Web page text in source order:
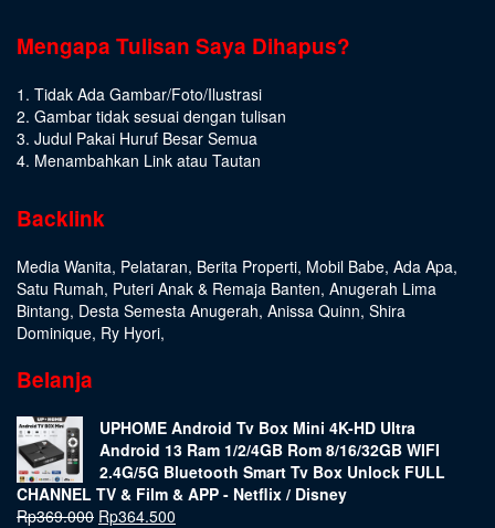
Mengapa Tulisan Saya Dihapus?
1. Tidak Ada Gambar/Foto/Ilustrasi
2. Gambar tidak sesuai dengan tulisan
3. Judul Pakai Huruf Besar Semua
4. Menambahkan Link atau Tautan
Backlink
Media Wanita, Pelataran, Berita Properti, Mobil Babe, Ada Apa,
Satu Rumah, Puteri Anak & Remaja Banten, Anugerah Lima
Bintang, Desta Semesta Anugerah, Anissa Quinn, Shira
Dominique, Ry Hyori,
Belanja
UPHOME Android Tv Box Mini 4K-HD Ultra
Android 13 Ram 1/2/4GB Rom 8/16/32GB WIFI
2.4G/5G Bluetooth Smart Tv Box Unlock FULL
CHANNEL TV & Film & APP - Netflix / Disney
Rp369.000 Rp364.500